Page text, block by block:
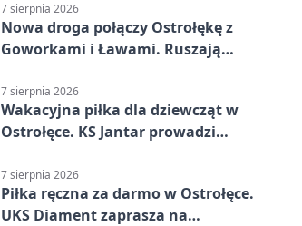
7 sierpnia 2026
Nowa droga połączy Ostrołękę z
Goworkami i Ławami. Ruszają
7 sierpnia 2026
Wakacyjna piłka dla dziewcząt w
Ostrołęce. KS Jantar prowadzi
7 sierpnia 2026
Piłka ręczna za darmo w Ostrołęce.
UKS Diament zaprasza na